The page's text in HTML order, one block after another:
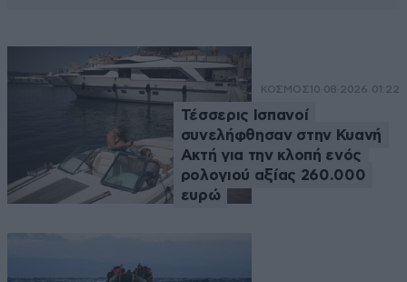
ΚΟΣΜΟΣ 10·08·2026 01:22
Τέσσερις Ισπανοί
συνελήφθησαν στην Κυανή
Ακτή για την κλοπή ενός
ρολογιού αξίας 260.000
ευρώ